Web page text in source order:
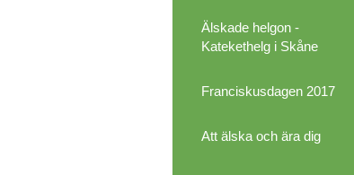
Älskade helgon -
Katekethelg i Skåne
Franciskusdagen 2017
Att älska och ära dig